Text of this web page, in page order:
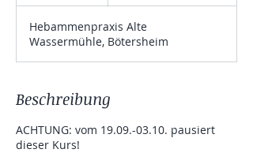
n
d
e
Hebammenpraxis Alte
Wassermühle, Bötersheim
Beschreibung
ACHTUNG: vom 19.09.-03.10. pausiert
dieser Kurs!